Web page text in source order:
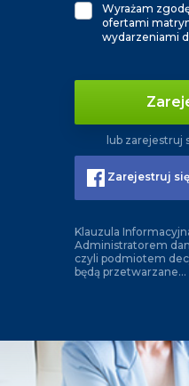
Wyrażam
ofertami
wydarzeniami
lub zarejestruj
Zarejestruj
Klauzula
Administratorem
czyli podmiotem
będą przetwarzane...